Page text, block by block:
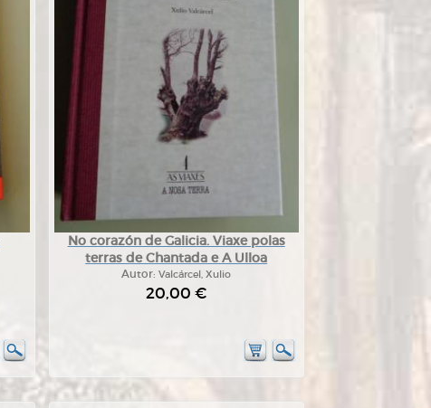
No corazón de Galicia. Viaxe polas
terras de Chantada e A Ulloa
Autor:Valcárcel, Xulio
20,00 €